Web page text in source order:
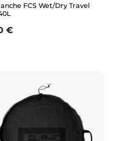
FCS Wet/Dry Travel
€